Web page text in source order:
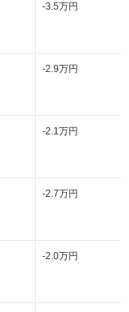
-3.5万円
-2.9万円
-2.1万円
-2.7万円
-2.0万円